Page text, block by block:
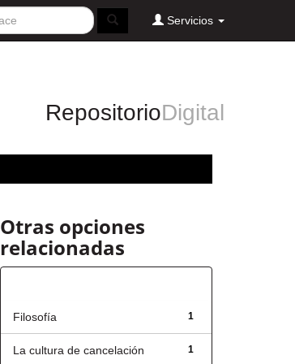
Servicios
RepositorioDigital
Otras opciones
relacionadas
1
Filosofía
1
La cultura de cancelación